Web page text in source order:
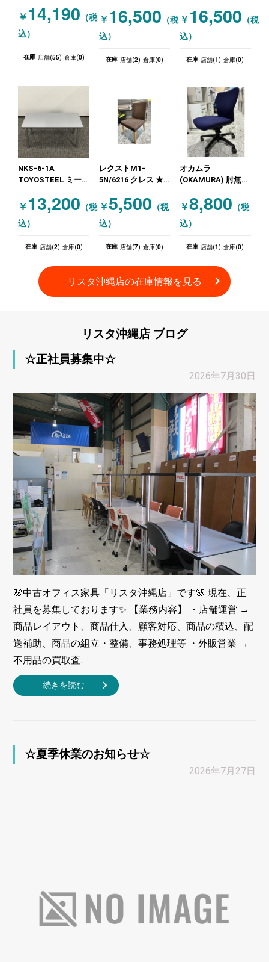
★沖縄店処分特価!
木目（ブラウン）
￥ 14,190 （税
込）
在庫 店舗(55) 倉庫(0)
￥ 16,500 （税
込）
在庫 店舗(2) 倉庫(0)
ューグレー
￥ 16,500 （税
込）
在庫 店舗(1) 倉庫(0)
NKS-6-1A
TOYOSTEEL ミー
(1500×750)★処分特
￥ 13,200 （税
込）
在庫 店舗(2) 倉庫(0)
レクストM1-
5N/6216 クレス ★
ン
￥5,500 （税
込）
在庫 店舗(7) 倉庫(0)
オカムラ
(OKAMURA) 肘無し
￥8,800 （税
込）
在庫 店舗(1) 倉庫(0)
リスタ沖縄店の在庫情報 を 見る
リスタ沖縄店 ブログ
☆正社員募集中☆
2026年7月30日
🌸中古オフィス家具「リスタ沖縄店」です🌸 現在、正
社員を募集しております✨ 【業務内容】 ・店舗運営 →
商品レイアウト、商品仕入、顧客対応、商品の積込、配
送補助、商品の組立・整備、事務処理等 ・外販営業 →
不用品の買取査...
続きを読む
☆夏季休業のお知らせ☆
2026年7月27日